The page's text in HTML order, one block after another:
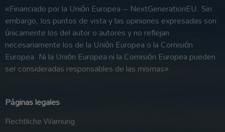
«Financiado por la Unión Europea – NextGenerationEU. Sin
embargo, los puntos de vista y las opiniones expresadas son
únicamente los del autor o autores y no reflejan
necesariamente los de la Unión Europea o la Comisión
Europea. Ni la Unión Europea ni la Comisión Europea pueden
ser consideradas responsables de las mismas»
Páginas legales
Rechtliche Warnung